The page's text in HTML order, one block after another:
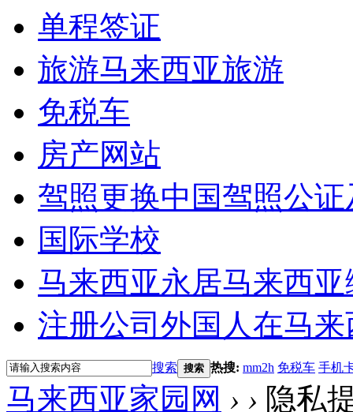
单程签证
旅游马来西亚旅游
免税车
房产网站
驾照更换中国驾照公
国际学校
马来西亚永居马来西
注册公司 外国人在马
搜索 搜索 热搜: mm2h 免税车 手机
马来西亚家园网 › › 隐私